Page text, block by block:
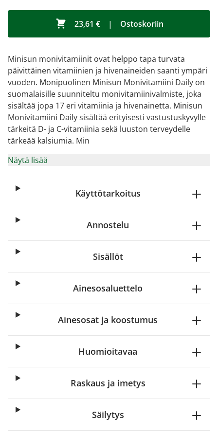
23,61 € | Ostoskoriin
Minisun monivitamiinit ovat helppo tapa turvata
päivittäinen vitamiinien ja hivenaineiden saanti ympäri
vuoden. Monipuolinen Minisun Monivitamiini Daily on
suomalaisille suunniteltu monivitamiinivalmiste, joka
sisältää jopa 17 eri vitamiinia ja hivenainetta. Minisun
Monivitamiini Daily sisältää erityisesti vastustuskyvylle
tärkeitä D- ja C-vitamiinia sekä luuston terveydelle
tärkeää kalsiumia. Min
Näytä lisää
Käyttötarkoitus
Annostelu
Sisällöt
Ainesosaluettelo
Ainesosat ja koostumus
Huomioitavaa
Raskaus ja imetys
Säilytys